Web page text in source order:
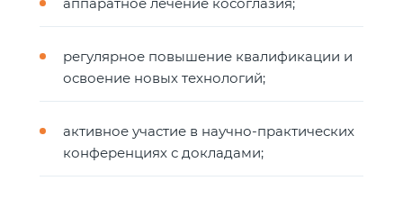
аппаратное лечение косоглазия;
регулярное повышение квалификации и
освоение новых технологий;
активное участие в научно-практических
конференциях с докладами;